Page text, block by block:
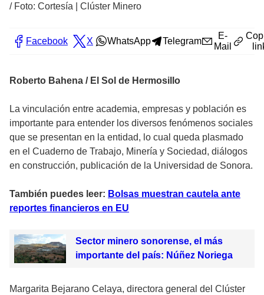
/ Foto: Cortesía | Clúster Minero
Facebook X WhatsApp Telegram
E-
Mail
Roberto Bahena / El Sol de Hermosillo
La vinculación entre academia, empresas y población es
importante para entender los diversos fenómenos sociales
que se presentan en la entidad, lo cual queda plasmado
en el Cuaderno de Trabajo, Minería y Sociedad, diálogos
en construcción, publicación de la Universidad de Sonora.
También puedes leer: Bolsas muestran cautela ante
reportes financieros en EU
Sector minero sonorense, el más
importante del país: Núñez Noriega
Margarita Bejarano Celaya, directora general del Clúster